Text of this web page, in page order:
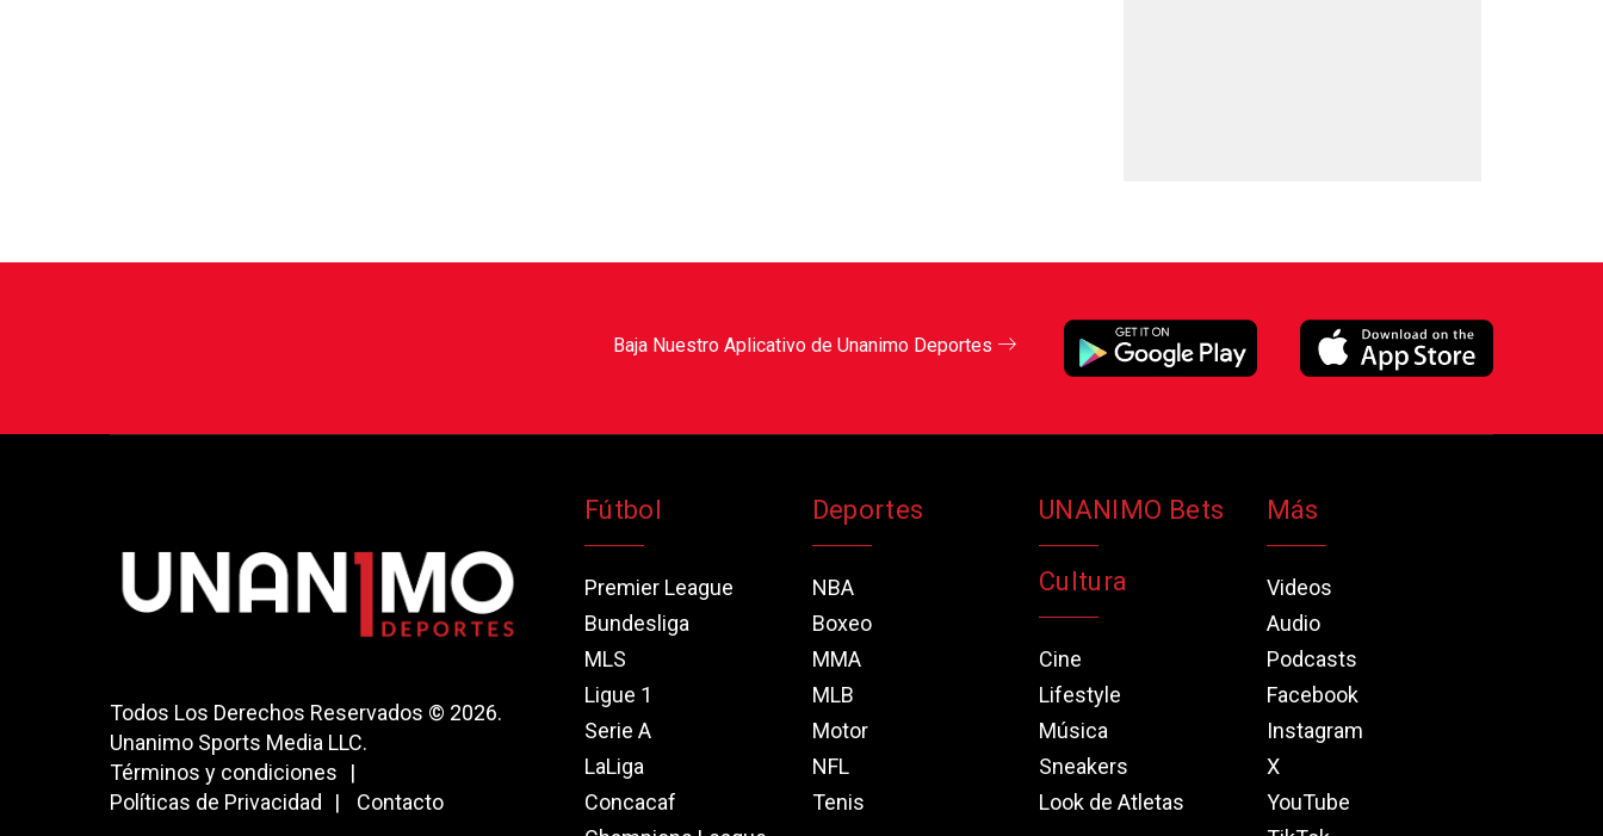
Baja Nuestro Aplicativo de Unanimo Deportes
Todos Los Derechos Reservados © 2026.
Unanimo Sports Media LLC.
Términos y condiciones
Políticas de Privacidad
Contacto
Fútbol
Premier League
Bundesliga
MLS
Ligue 1
Serie A
LaLiga
Concacaf
Deportes
NBA
Boxeo
MMA
MLB
Motor
NFL
Tenis
UNANIMO Bets
Cultura
Cine
Lifestyle
Música
Sneakers
Look de Atletas
Más
Videos
Audio
Podcasts
Facebook
Instagram
X
YouTube